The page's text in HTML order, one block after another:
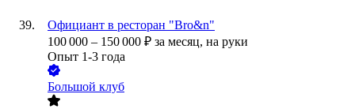
Официант в ресторан "Bro&n"
100 000 – 150 000 ₽ за месяц, на руки
Опыт 1-3 года
Большой клуб